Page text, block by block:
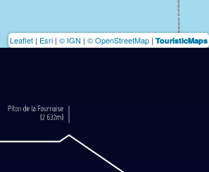
Leaflet | Esri | © IGN | © OpenStreetMap | TouristicMaps